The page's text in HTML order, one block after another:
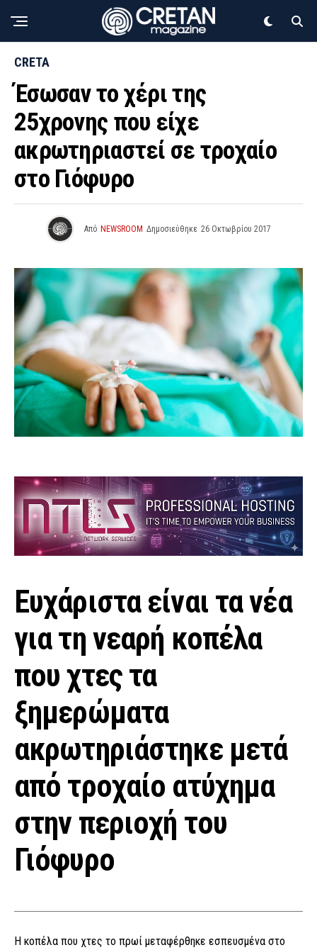
CRETA
Έσωσαν το χέρι της
25χρονης που είχε
ακρωτηριαστεί σε τροχαίο
στο Γιόφυρο
Από NEWSROOM Δημοσιεύθηκε 26 Οκτωβρίου 2017
Ευχάριστα είναι τα νέα
για τη νεαρή κοπέλα
που χτες τα
ξημερώματα
ακρωτηριάστηκε μετά
από τροχαίο ατύχημα
στην περιοχή του
Γιόφυρο
Η κοπέλα που χτες το πρωί μεταφέρθηκε εσπευσμένα στο